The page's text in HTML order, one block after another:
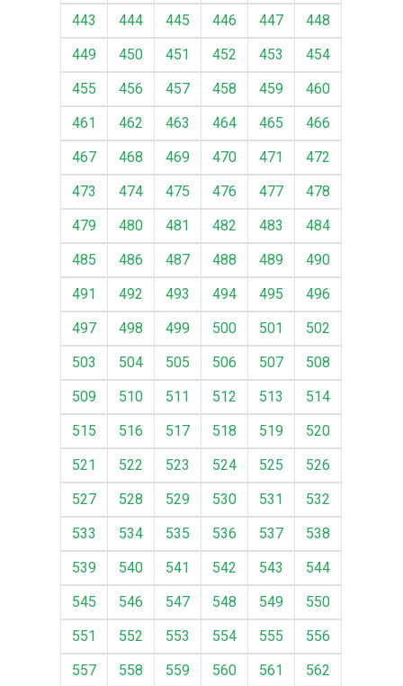
443 444 445 446 447
448
449
450 451 452 453
454
455
456 457 458 459
460
461
462 463 464 465
466
467
468 469 470 471
472
473
474 475 476 477
478
479
480 481 482 483
484
485
486 487 488 489
490
491
492 493 494 495
496
497
498 499 500 501
502
503
504 505 506 507
508
509
510 511 512 513
514
515
516 517 518 519
520
521
522 523 524 525
526
527
528 529 530 531
532
533
534 535 536 537
538
539
540 541 542 543
544
545
546 547 548 549
550
551
552 553 554 555
556
557
558 559 560 561
562